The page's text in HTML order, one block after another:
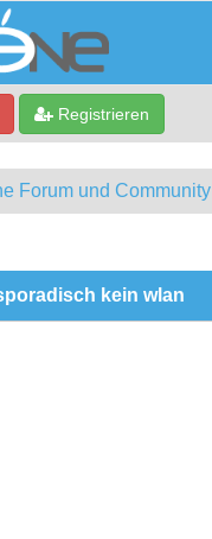
Registrieren
Forum und Community
kein wlan